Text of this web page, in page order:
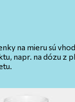
na mieru sú
napr. na dózu z